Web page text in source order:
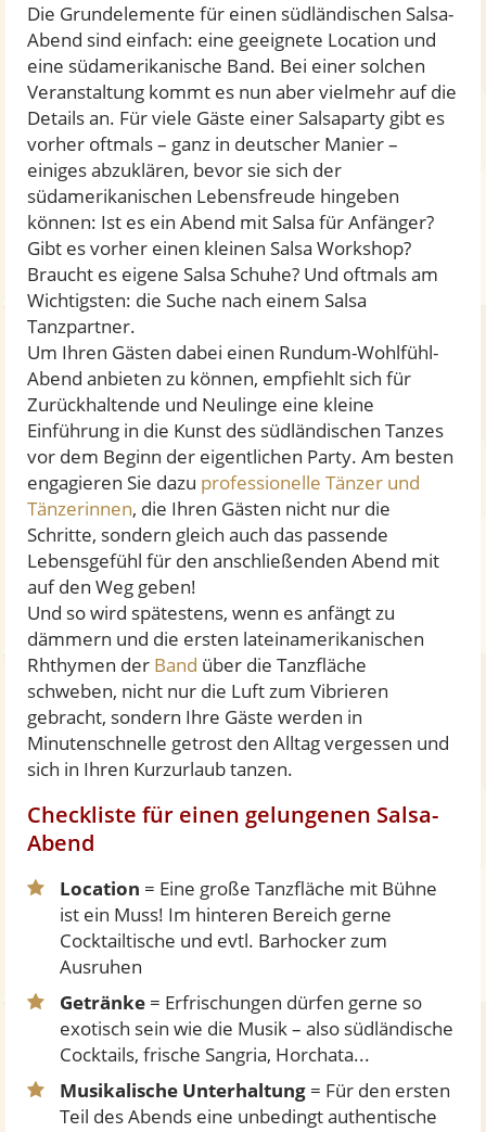
Die Grundelemente für einen südländischen Salsa-
Abend sind einfach: eine geeignete Location und
eine südamerikanische Band. Bei einer solchen
Veranstaltung kommt es nun aber vielmehr auf die
Details an. Für viele Gäste einer Salsaparty gibt es
vorher oftmals – ganz in deutscher Manier –
einiges abzuklären, bevor sie sich der
südamerikanischen Lebensfreude hingeben
können: Ist es ein Abend mit Salsa für Anfänger?
Gibt es vorher einen kleinen Salsa Workshop?
Braucht es eigene Salsa Schuhe? Und oftmals am
Wichtigsten: die Suche nach einem Salsa
Tanzpartner.
Um Ihren Gästen dabei einen Rundum-Wohlfühl-
Abend anbieten zu können, empfiehlt sich für
Zurückhaltende und Neulinge eine kleine
Einführung in die Kunst des südländischen Tanzes
vor dem Beginn der eigentlichen Party. Am besten
engagieren Sie dazu professionelle Tänzer und
Tänzerinnen, die Ihren Gästen nicht nur die
Schritte, sondern gleich auch das passende
Lebensgefühl für den anschließenden Abend mit
auf den Weg geben!
Und so wird spätestens, wenn es anfängt zu
dämmern und die ersten lateinamerikanischen
Rhthymen der Band über die Tanzfläche
schweben, nicht nur die Luft zum Vibrieren
gebracht, sondern Ihre Gäste werden in
Minutenschnelle getrost den Alltag vergessen und
sich in Ihren Kurzurlaub tanzen.
Checkliste für einen gelungenen Salsa-
Abend
Location = Eine große Tanzfläche mit Bühne
ist ein Muss! Im hinteren Bereich gerne
Cocktailtische und evtl. Barhocker zum
Ausruhen
Getränke = Erfrischungen dürfen gerne so
exotisch sein wie die Musik – also südländische
Cocktails, frische Sangria, Horchata...
Musikalische Unterhaltung = Für den ersten
Teil des Abends eine unbedingt authentische